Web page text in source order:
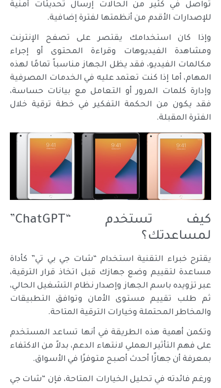
تواصل في كثير من الحالات إرسال تحديثات أمنية
للإصدارات الأقدم من أنظمتها لفترة إضافية.
وإذا كان استخدامك يقتصر على تصفح الإنترنت
ومشاهدة الفيديوهات وقراءة المحتوى أو إجراء
مكالمات الفيديو، فقد يظل الجهاز مناسباً تمامًا لهذه
المهام، أما إذا كنت تعتمد عليه في الخدمات المصرفية
وإدارة كلمات المرور أو التعامل مع بيانات حساسة،
فقد يكون من الحكمة التفكير في خطة ترقية خلال
الفترة المقبلة.
كيف تستخدم “ChatGPT”
لمساعدتك؟
يقترح خبراء التقنية استخدام “شات جي بي تي” كأداة
مساعدة لتقييم وضع جهازك قبل اتخاذ قرار الترقية،
عبر تزويده باسم الجهاز وإصدار نظام التشغيل الحالي،
ثم طلب تقييم مستوى الأمان وتوافق التطبيقات
والمخاطر المحتملة وخيارات الترقية المتاحة.
وتكمن أهمية هذه الطريقة في أنها تساعد المستخدم
على فهم التأثير العملي لانتهاء الدعم، بدلاً من الاكتفاء
بمعرفة أن جهازًا أحدث أصبح متوفرًا في الأسواق.
ورغم فائدته في تحليل الخيارات المتاحة، فإن “شات جي